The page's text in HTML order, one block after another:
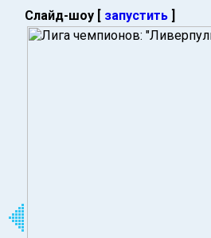
Слайд-шоу [ запустить ]